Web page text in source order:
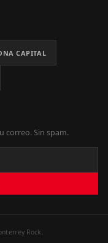
CAPITAL
correo. Sin spam.
Rock.